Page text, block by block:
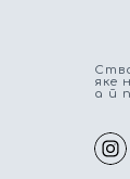
яке
а й